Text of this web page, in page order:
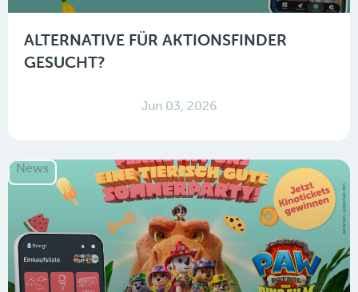
ALTERNATIVE FÜR AKTIONSFINDER
GESUCHT?
Jun 03, 2026
News